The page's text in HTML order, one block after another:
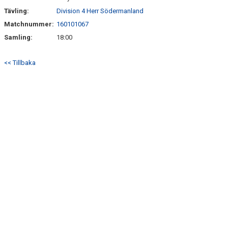
Tävling:
Division 4 Herr Södermanland
Matchnummer: 160101067
Samling:
18:00
<< Tillbaka